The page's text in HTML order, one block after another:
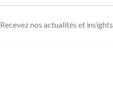
Recevez nos actualités et insights